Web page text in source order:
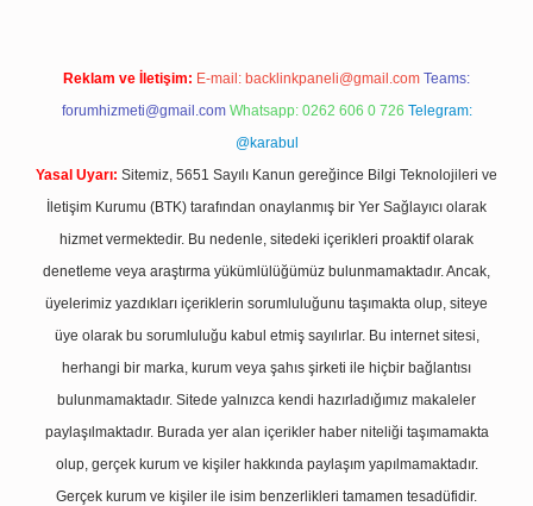
Reklam ve İletişim: E-mail: backlinkpaneli@gmail.com Teams:
forumhizmeti@gmail.com Whatsapp: 0262 606 0 726 Telegram:
@karabul
Yasal Uyarı: Sitemiz, 5651 Sayılı Kanun gereğince Bilgi Teknolojileri ve
İletişim Kurumu (BTK) tarafından onaylanmış bir Yer Sağlayıcı olarak
hizmet vermektedir. Bu nedenle, sitedeki içerikleri proaktif olarak
denetleme veya araştırma yükümlülüğümüz bulunmamaktadır. Ancak,
üyelerimiz yazdıkları içeriklerin sorumluluğunu taşımakta olup, siteye
üye olarak bu sorumluluğu kabul etmiş sayılırlar. Bu internet sitesi,
herhangi bir marka, kurum veya şahıs şirketi ile hiçbir bağlantısı
bulunmamaktadır. Sitede yalnızca kendi hazırladığımız makaleler
paylaşılmaktadır. Burada yer alan içerikler haber niteliği taşımamakta
olup, gerçek kurum ve kişiler hakkında paylaşım yapılmamaktadır.
Gerçek kurum ve kişiler ile isim benzerlikleri tamamen tesadüfidir.